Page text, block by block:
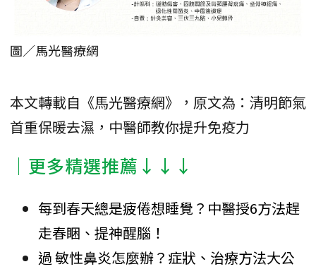
圖／馬光醫療網
本文轉載自《馬光醫療網》，原文為：清明節氣
首重保暖去濕，中醫師教你提升免疫力
│更多精選推薦↓↓↓
每到春天總是疲倦想睡覺？中醫授6方法趕
走春睏、提神醒腦！
過 敏性鼻炎怎麼辦？症狀、治療方法大公